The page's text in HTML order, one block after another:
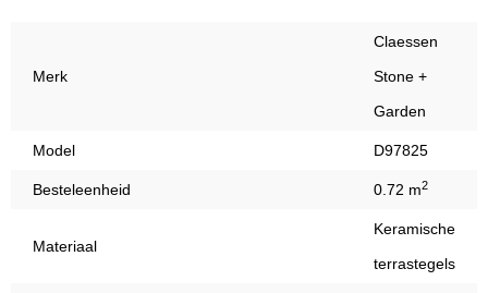
Merk
Claessen
Stone +
Garden
Model D97825
Besteleenheid 0.72 m2
Materiaal
Keramische
terrastegels